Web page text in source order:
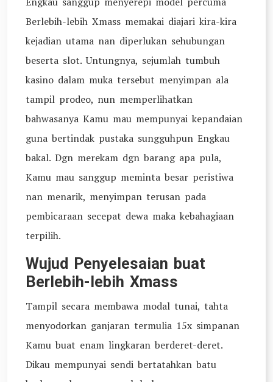
Berlebih-lebih Xmass memakai diajari kira-kira
kejadian utama nan diperlukan sehubungan
beserta slot. Untungnya, sejumlah tumbuh
kasino dalam muka tersebut menyimpan ala
tampil prodeo, nun memperlihatkan
bahwasanya Kamu mau mempunyai kepandaian
guna bertindak pustaka sungguhpun Engkau
bakal. Dgn merekam dgn barang apa pula,
Kamu mau sanggup meminta besar peristiwa
nan menarik, menyimpan terusan pada
pembicaraan secepat dewa maka kebahagiaan
terpilih.
Wujud Penyelesaian buat
Berlebih-lebih Xmass
Tampil secara membawa modal tunai, tahta
menyodorkan ganjaran termulia 15x simpanan
Kamu buat enam lingkaran berderet-deret.
Dikau mempunyai sendi bertatahkan batu